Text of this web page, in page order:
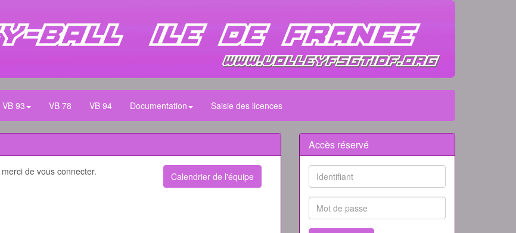
VB 93 VB 78 VB 94 Documentation Saisie des licences
de vous connecter. Calendrier de l'équipe
Accès réservé